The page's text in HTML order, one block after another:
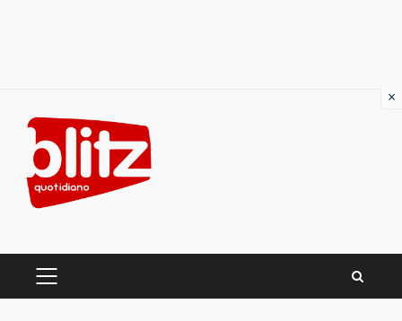
content
PRIMARY
×